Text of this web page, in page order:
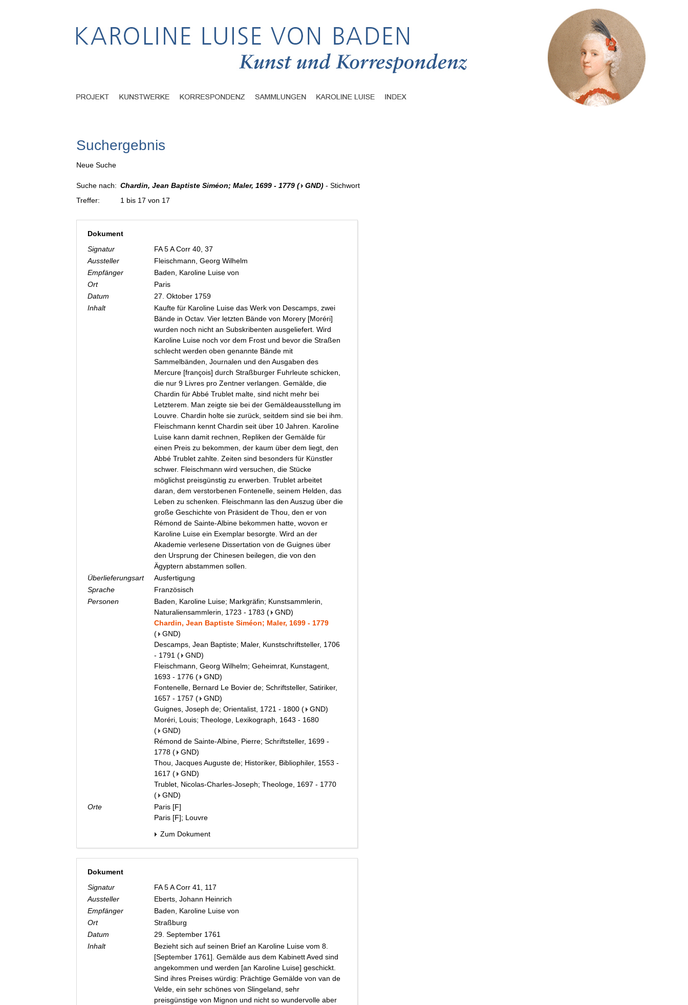
Suchergebnis
Neue Suche
Suche nach: Chardin, Jean Baptiste Siméon; Maler, 1699 - 1779 ( GND) - Stichwort
Treffer:
1 bis 17 von 17
Dokument
Signatur
FA 5 A Corr 40, 37
Aussteller
Fleischmann, Georg Wilhelm
Empfänger
Baden, Karoline Luise von
Ort
Paris
Datum
27. Oktober 1759
Inhalt
Kaufte für Karoline Luise das Werk von Descamps, zwei
Bände in Octav. Vier letzten Bände von Morery [Moréri]
wurden noch nicht an Subskribenten ausgeliefert. Wird
Karoline Luise noch vor dem Frost und bevor die Straßen
schlecht werden oben genannte Bände mit
Sammelbänden, Journalen und den Ausgaben des
Mercure [françois] durch Straßburger Fuhrleute schicken,
die nur 9 Livres pro Zentner verlangen. Gemälde, die
Chardin für Abbé Trublet malte, sind nicht mehr bei
Letzterem. Man zeigte sie bei der Gemäldeausstellung im
Louvre. Chardin holte sie zurück, seitdem sind sie bei ihm.
Fleischmann kennt Chardin seit über 10 Jahren. Karoline
Luise kann damit rechnen, Repliken der Gemälde für
einen Preis zu bekommen, der kaum über dem liegt, den
Abbé Trublet zahlte. Zeiten sind besonders für Künstler
schwer. Fleischmann wird versuchen, die Stücke
möglichst preisgünstig zu erwerben. Trublet arbeitet
daran, dem verstorbenen Fontenelle, seinem Helden, das
Leben zu schenken. Fleischmann las den Auszug über die
große Geschichte von Präsident de Thou, den er von
Rémond de Sainte-Albine bekommen hatte, wovon er
Karoline Luise ein Exemplar besorgte. Wird an der
Akademie verlesene Dissertation von de Guignes über
den Ursprung der Chinesen beilegen, die von den
Ägyptern abstammen sollen.
Überlieferungsart
Ausfertigung
Sprache
Französisch
Personen
Baden, Karoline Luise; Markgräfin; Kunstsammlerin,
Naturaliensammlerin, 1723 - 1783 ( GND)
Chardin, Jean Baptiste Siméon; Maler, 1699 - 1779
(
GND)
Descamps, Jean Baptiste; Maler, Kunstschriftsteller, 1706
- 1791 ( GND)
Fleischmann, Georg Wilhelm; Geheimrat, Kunstagent,
1693 - 1776 ( GND)
Fontenelle, Bernard Le Bovier de; Schriftsteller, Satiriker,
1657 - 1757 ( GND)
Guignes, Joseph de; Orientalist, 1721 - 1800 ( GND)
Moréri, Louis; Theologe, Lexikograph, 1643 - 1680
(
GND)
Rémond de Sainte-Albine, Pierre; Schriftsteller, 1699 -
1778 ( GND)
Thou, Jacques Auguste de; Historiker, Bibliophiler, 1553 -
1617 ( GND)
Trublet, Nicolas-Charles-Joseph; Theologe, 1697 - 1770
(
GND)
Orte
Paris [F]
Paris [F]; Louvre
Zum Dokument
Dokument
Signatur
FA 5 A Corr 41, 117
Aussteller
Eberts, Johann Heinrich
Empfänger
Baden, Karoline Luise von
Ort
Straßburg
Datum
29. September 1761
Inhalt
Bezieht sich auf seinen Brief an Karoline Luise vom 8.
[September 1761]. Gemälde aus dem Kabinett Aved sind
angekommen und werden [an Karoline Luise] geschickt.
Sind ihres Preises würdig: Prächtige Gemälde von van de
Velde, ein sehr schönes von Slingeland, sehr
preisgünstige von Mignon und nicht so wundervolle aber